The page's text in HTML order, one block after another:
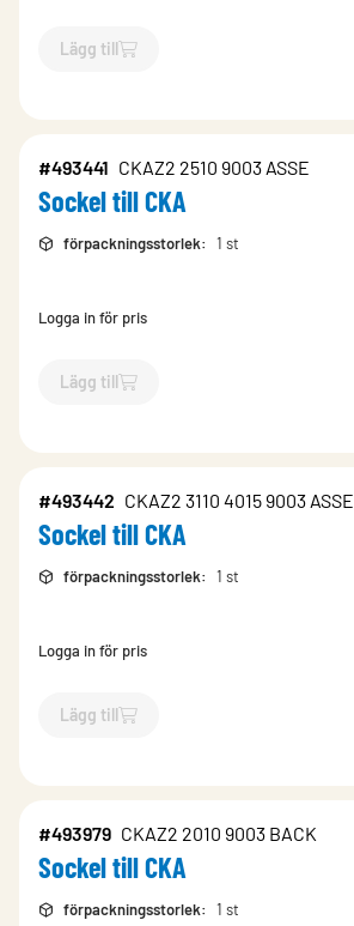
Lägg till
`$Lägg till
#493441 CKAZ2 2510 9003 ASSE
Sockel till CKA
förpackningsstorlek: 1 st
Logga in för pris
Lägg till
`$Lägg till
#493442 CKAZ2 3110 4015 9003 ASSE
Sockel till CKA
förpackningsstorlek: 1 st
Logga in för pris
Lägg till
`$Lägg till
#493979 CKAZ2 2010 9003 BACK
Sockel till CKA
förpackningsstorlek: 1 st